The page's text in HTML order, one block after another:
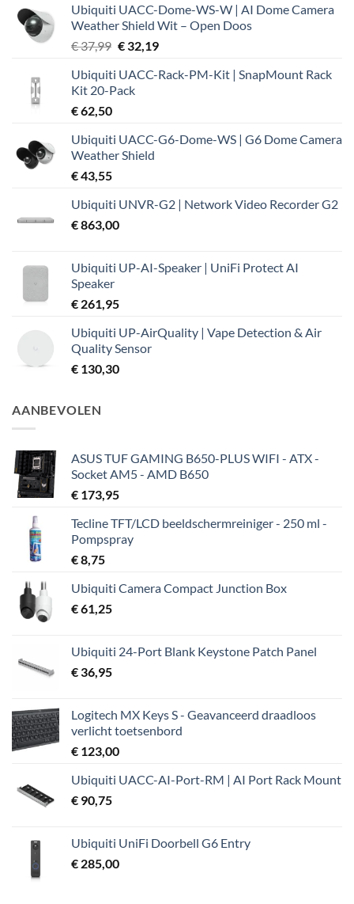
Ubiquiti UACC-Dome-WS-W | AI Dome Camera
Weather Shield Wit – Open Doos
€37,99 Oorspronkelijke
was:
€ 37,99.
€32,19Huidige
is:
Ubiquiti UACC-Rack-PM-Kit | SnapMount Rack
Kit 20-Pack
€62,50
Ubiquiti UACC-G6-Dome-WS | G6 Dome Camera
Weather Shield
€43,55
Ubiquiti UNVR-G2 | Network Video Recorder G2
€863,00
Ubiquiti UP-AI-Speaker | UniFi Protect AI
Speaker
€ 261,95
Ubiquiti UP-AirQuality | Vape Detection & Air
Quality Sensor
€ 130,30
AANBEVOLEN
ASUS TUF GAMING B650-PLUS WIFI - ATX -
Socket AM5 - AMD B650
€ 173,95
Tecline TFT/LCD beeldschermreiniger - 250 ml -
Pompspray
€8,75
Ubiquiti Camera Compact Junction Box
€61,25
Ubiquiti 24-Port Blank Keystone Patch Panel
€ 36,95
Logitech MX Keys S - Geavanceerd draadloos
verlicht toetsenbord
€ 123,00
Ubiquiti UACC-AI-Port-RM | AI Port Rack Mount
€ 90,75
Ubiquiti UniFi Doorbell G6 Entry
€ 285,00